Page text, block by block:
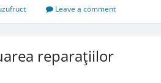
Leave a comment
reparaţiilor